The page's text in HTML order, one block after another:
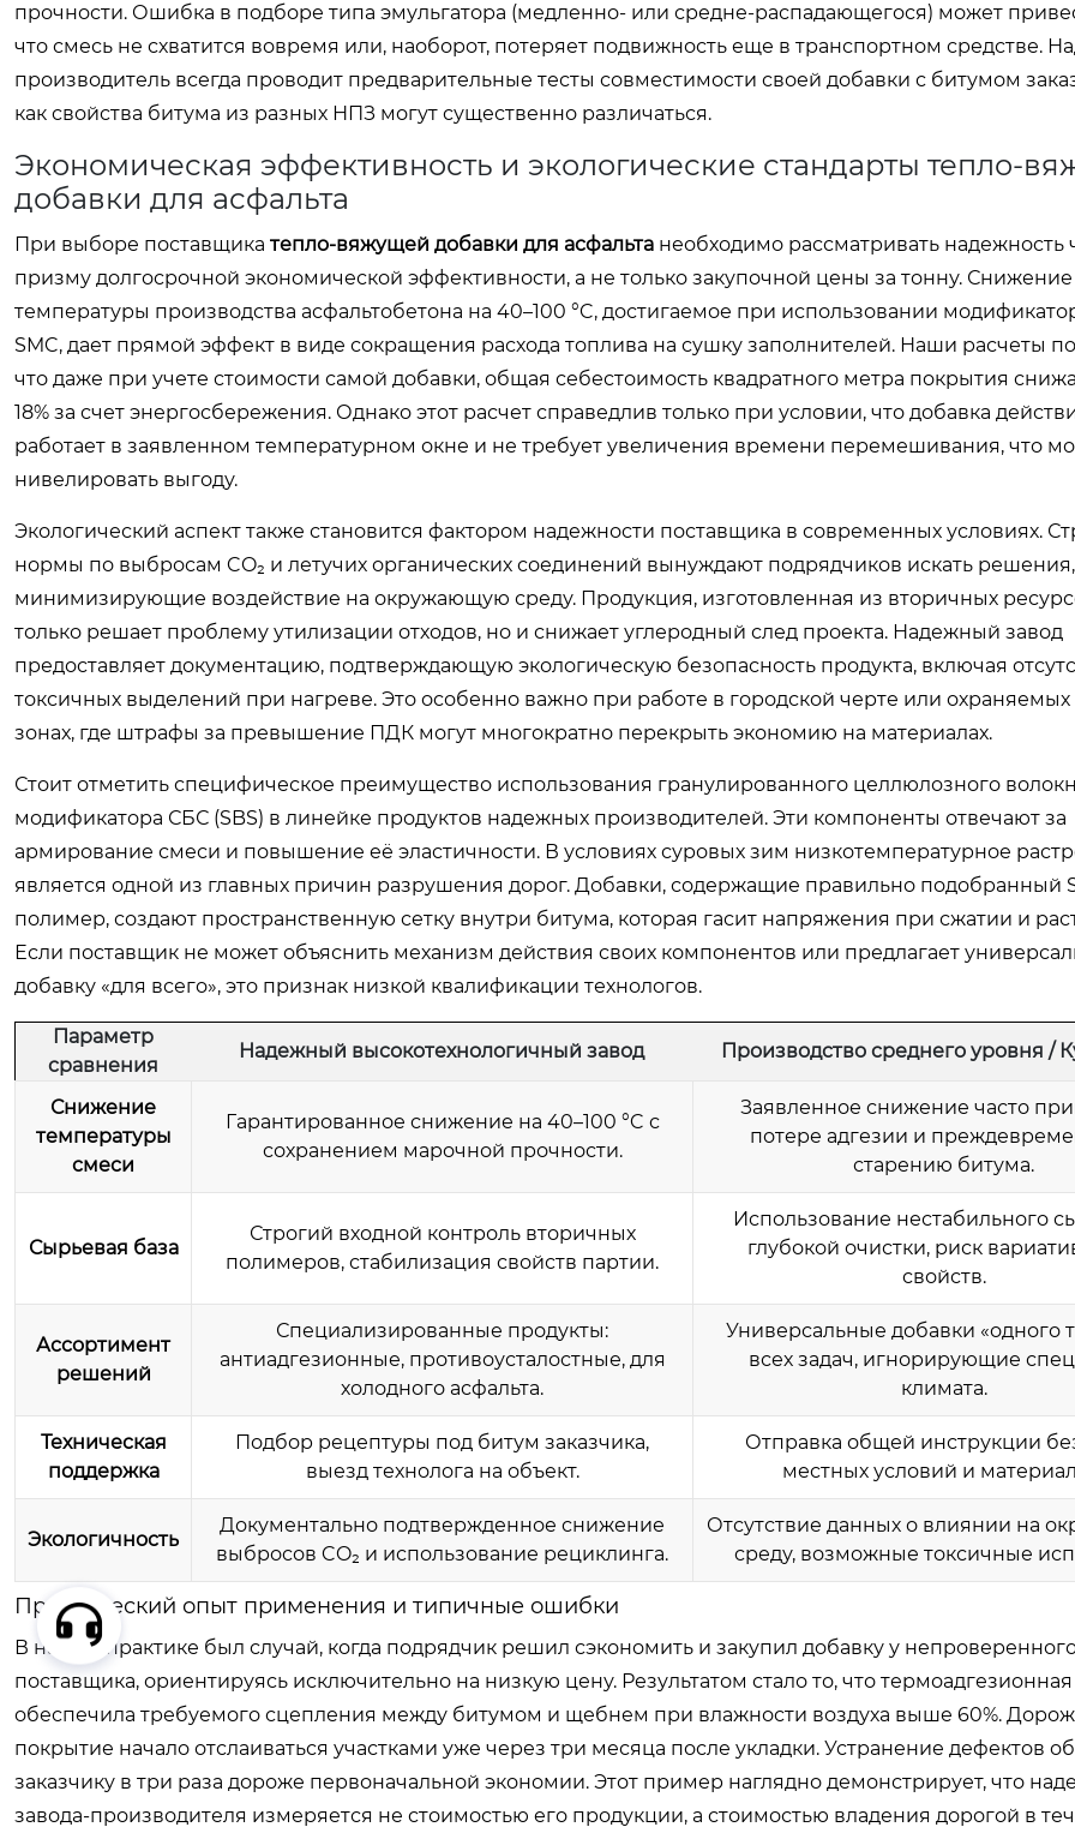
прочности. Ошибка в подборе типа эмульгатора (медленно- или средне-распадающегося) может
что смесь не схватится вовремя или, наоборот, потеряет подвижность еще в транспортном средстве.
производитель всегда проводит предварительные тесты совместимости своей добавки с битумом
как свойства битума из разных НПЗ могут существенно различаться.
Экономическая эффективность и экологические стандарты тепло-
добавки для асфальта
При выборе поставщика тепло-вяжущей добавки для асфальта необходимо рассматривать надежность
призму долгосрочной экономической эффективности, а не только закупочной цены за тонну. Снижение
температуры производства асфальтобетона на 40–100 °C, достигаемое при использовании
SMC, дает прямой эффект в виде сокращения расхода топлива на сушку заполнителей. Наши расчеты
что даже при учете стоимости самой добавки, общая себестоимость квадратного метра покрытия
18% за счет энергосбережения. Однако этот расчет справедлив только при условии, что добавка
работает в заявленном температурном окне и не требует увеличения времени перемешивания, что
нивелировать выгоду.
Экологический аспект также становится фактором надежности поставщика в современных условиях.
нормы по выбросам CO₂ и летучих органических соединений вынуждают подрядчиков искать решения,
минимизирующие воздействие на окружающую среду. Продукция, изготовленная из вторичных
только решает проблему утилизации отходов, но и снижает углеродный след проекта. Надежный завод
предоставляет документацию, подтверждающую экологическую безопасность продукта, включая
токсичных выделений при нагреве. Это особенно важно при работе в городской черте или
зонах, где штрафы за превышение ПДК могут многократно перекрыть экономию на материалах.
Стоит отметить специфическое преимущество использования гранулированного целлюлозного
модификатора СБС (SBS) в линейке продуктов надежных производителей. Эти компоненты отвечают за
армирование смеси и повышение её эластичности. В условиях суровых зим низкотемпературное
является одной из главных причин разрушения дорог. Добавки, содержащие правильно подобранный
полимер, создают пространственную сетку внутри битума, которая гасит напряжения при сжатии и
Если поставщик не может объяснить механизм действия своих компонентов или предлагает
добавку «для всего», это признак низкой квалификации технологов.
Параметр
сравнения
Надежный высокотехнологичный завод Производство среднего уровня /
Снижение
температуры
смеси
Гарантированное снижение на 40–100 °C с
сохранением марочной прочности.
Заявленное снижение часто
потере адгезии и
старению битума.
Сырьевая база
Строгий входной контроль вторичных
полимеров, стабилизация свойств партии.
Использование нестабильного
глубокой очистки, риск
свойств.
Ассортимент
решений
Специализированные продукты:
антиадгезионные, противоусталостные, для
холодного асфальта.
Универсальные добавки «одного
всех задач, игнорирующие
климата.
Техническая
поддержка
Подбор рецептуры под битум заказчика,
выезд технолога на объект.
Отправка общей инструкции
местных условий и
Экологичность
Документально подтвержденное снижение
выбросов CO₂ и использование рециклинга.
Отсутствие данных о влиянии на
среду, возможные токсичные
Практический опыт применения и типичные ошибки
В нашей практике был случай, когда подрядчик решил сэкономить и закупил добавку у
поставщика, ориентируясь исключительно на низкую цену. Результатом стало то, что
обеспечила требуемого сцепления между битумом и щебнем при влажности воздуха выше 60%.
покрытие начало отслаиваться участками уже через три месяца после укладки. Устранение дефектов
заказчику в три раза дороже первоначальной экономии. Этот пример наглядно демонстрирует, что
завода-производителя измеряется не стоимостью его продукции, а стоимостью владения дорогой в